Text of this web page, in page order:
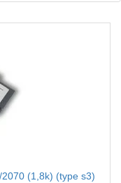
(1,8k) (type s3)